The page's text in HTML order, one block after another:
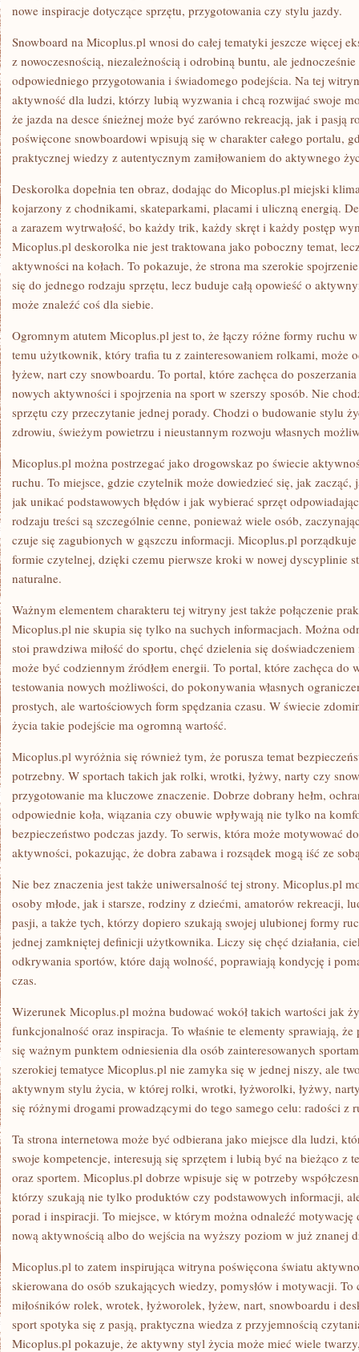
nowe inspiracje dotyczące sprzętu, przygotowania czy stylu jazdy.
Snowboard na Micoplus.pl wnosi do całej tematyki jeszcze więcej
z nowoczesnością, niezależnością i odrobiną buntu, ale
odpowiedniego przygotowania i świadomego podejścia. Na tej
aktywność dla ludzi, którzy lubią wyzwania i chcą rozwijać swoje
że jazda na desce śnieżnej może być zarówno rekreacją, jak i pasją
poświęcone snowboardowi wpisują się w charakter całego portalu,
praktycznej wiedzy z autentycznym zamiłowaniem do aktywnego
Deskorolka dopełnia ten obraz, dodając do Micoplus.pl miejski
kojarzony z chodnikami, skateparkami, placami i uliczną energią.
a zarazem wytrwałość, bo każdy trik, każdy skręt i każdy postęp
Micoplus.pl deskorolka nie jest traktowana jako poboczny temat,
aktywności na kołach. To pokazuje, że strona ma szerokie
się do jednego rodzaju sprzętu, lecz buduje całą opowieść o
może znaleźć coś dla siebie.
Ogromnym atutem Micoplus.pl jest to, że łączy różne formy ruchu
temu użytkownik, który trafia tu z zainteresowaniem rolkami, może
łyżew, nart czy snowboardu. To portal, które zachęca do
nowych aktywności i spojrzenia na sport w szerszy sposób. Nie
sprzętu czy przeczytanie jednej porady. Chodzi o budowanie stylu
zdrowiu, świeżym powietrzu i nieustannym rozwoju własnych
Micoplus.pl można postrzegać jako drogowskaz po świecie
ruchu. To miejsce, gdzie czytelnik może dowiedzieć się, jak zacząć,
jak unikać podstawowych błędów i jak wybierać sprzęt
rodzaju treści są szczególnie cenne, ponieważ wiele osób,
czuje się zagubionych w gąszczu informacji. Micoplus.pl
formie czytelnej, dzięki czemu pierwsze kroki w nowej dyscyplinie
naturalne.
Ważnym elementem charakteru tej witryny jest także połączenie
Micoplus.pl nie skupia się tylko na suchych informacjach. Można
stoi prawdziwa miłość do sportu, chęć dzielenia się
może być codziennym źródłem energii. To portal, które zachęca do
testowania nowych możliwości, do pokonywania własnych
prostych, ale wartościowych form spędzania czasu. W świecie
życia takie podejście ma ogromną wartość.
Micoplus.pl wyróżnia się również tym, że porusza temat
potrzebny. W sportach takich jak rolki, wrotki, łyżwy, narty czy
przygotowanie ma kluczowe znaczenie. Dobrze dobrany hełm,
odpowiednie koła, wiązania czy obuwie wpływają nie tylko na
bezpieczeństwo podczas jazdy. To serwis, która może motywować
aktywności, pokazując, że dobra zabawa i rozsądek mogą iść ze
Nie bez znaczenia jest także uniwersalność tej strony. Micoplus.pl
osoby młode, jak i starsze, rodziny z dziećmi, amatorów rekreacji,
pasji, a także tych, którzy dopiero szukają swojej ulubionej formy
jednej zamkniętej definicji użytkownika. Liczy się chęć działania,
odkrywania sportów, które dają wolność, poprawiają kondycję i
czas.
Wizerunek Micoplus.pl można budować wokół takich wartości jak
funkcjonalność oraz inspiracja. To właśnie te elementy sprawiają, że
się ważnym punktem odniesienia dla osób zainteresowanych
szerokiej tematyce Micoplus.pl nie zamyka się w jednej niszy, ale
aktywnym stylu życia, w której rolki, wrotki, łyżworolki, łyżwy,
się różnymi drogami prowadzącymi do tego samego celu: radości z
Ta strona internetowa może być odbierana jako miejsce dla ludzi,
swoje kompetencje, interesują się sprzętem i lubią być na bieżąco z
oraz sportem. Micoplus.pl dobrze wpisuje się w potrzeby
którzy szukają nie tylko produktów czy podstawowych informacji,
porad i inspiracji. To miejsce, w którym można odnaleźć motywację
nową aktywnością albo do wejścia na wyższy poziom w już znanej
Micoplus.pl to zatem inspirująca witryna poświęcona światu
skierowana do osób szukających wiedzy, pomysłów i motywacji.
miłośników rolek, wrotek, łyżworolek, łyżew, nart, snowboardu i
sport spotyka się z pasją, praktyczna wiedza z przyjemnością
Micoplus.pl pokazuje, że aktywny styl życia może mieć wiele